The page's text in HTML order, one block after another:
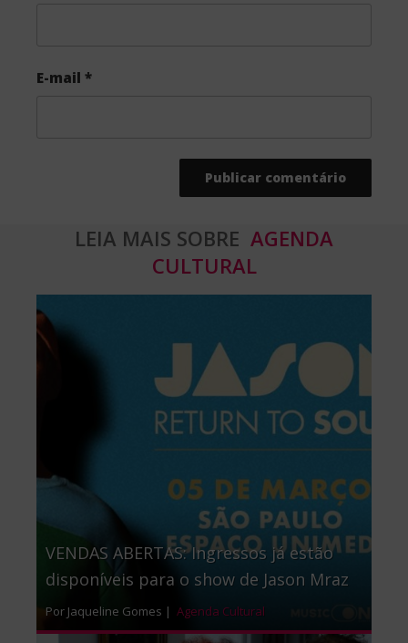
E-mail *
LEIA MAIS SOBRE AGENDA
CULTURAL
VENDAS ABERTAS: Ingressos já estão
disponíveis para o show de Jason Mraz
Por Jaqueline Gomes | Agenda Cultural